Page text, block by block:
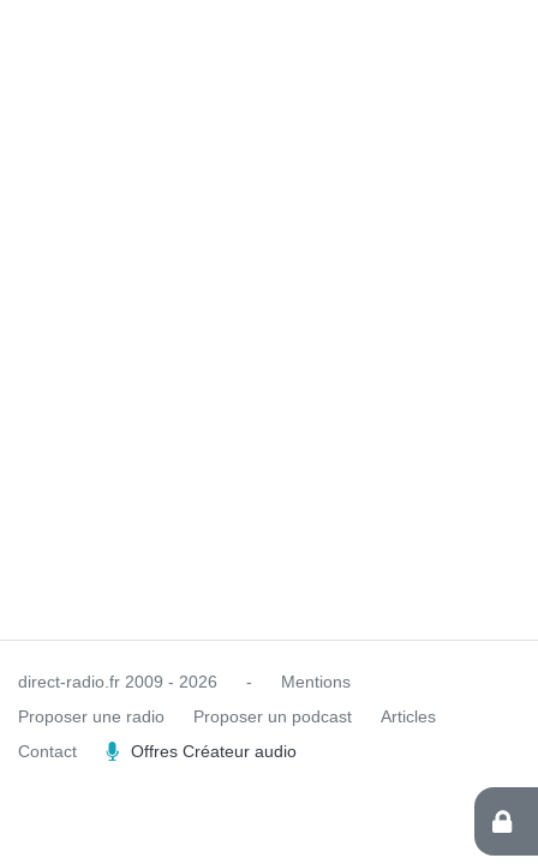
direct-radio.fr 2009 - 2026 -
Mentions
Proposer une radio
Proposer un podcast
Articles
Contact
Offres Créateur audio